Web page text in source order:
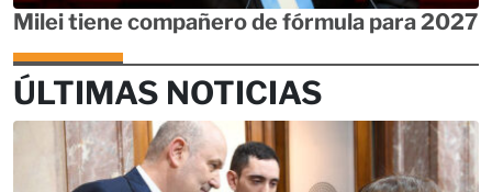
Milei tiene compañero de fórmula para 2027
ÚLTIMAS NOTICIAS